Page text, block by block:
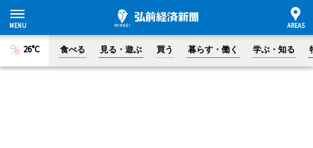
26°C 食べる 見る・遊ぶ 買う 暮らす・働く 学ぶ・知る